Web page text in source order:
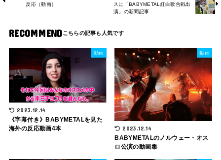
反応（動画）
スに「BABYMETAL紅白歌合戦出
演」の新聞記事
RECOMMEND
動画
2023.12.14
《字幕付き》BABYMETALを見た
海外の反応動画4本
動画
2023.12.14
BABYMETALのノルウェー・オス
ロ公演の動画集